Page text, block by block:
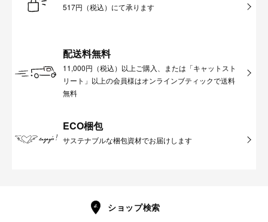
517円（税込）にて承ります
配送料無料
11,000円（税込）以上ご購入、または「キャットスト
リート」以上の会員様はオンラインブティックで送料
無料
ECO梱包
サステナブルな梱包資材でお届けします
ショップ検索